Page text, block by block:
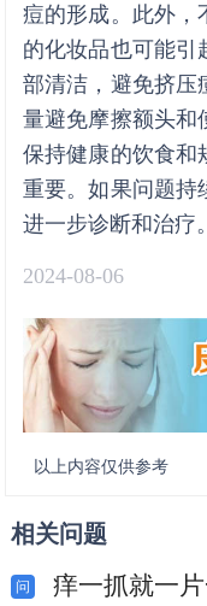
痘的形成。此外，
的化妆品也可能引
部清洁，避免挤压
量避免摩擦额头和
保持健康的饮食和
重要。如果问题持
进一步诊断和治疗
2024-08-06
以上内容仅供参考
相关问题
痒一抓就一